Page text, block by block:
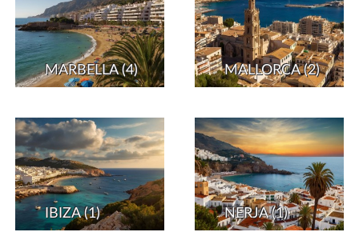
MARBELLA (4) MALLORCA (2)
IBIZA (1) NERJA (1)